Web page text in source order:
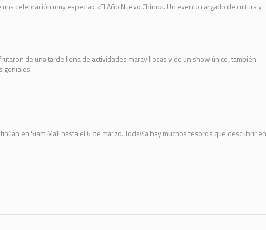
celebración muy especial: «El Año Nuevo Chino». Un evento cargado de cultura y
de una tarde llena de actividades maravillosas y de un show único, también
geniales.
en Siam Mall hasta el 6 de marzo. Todavía hay muchos tesoros que descubrir en